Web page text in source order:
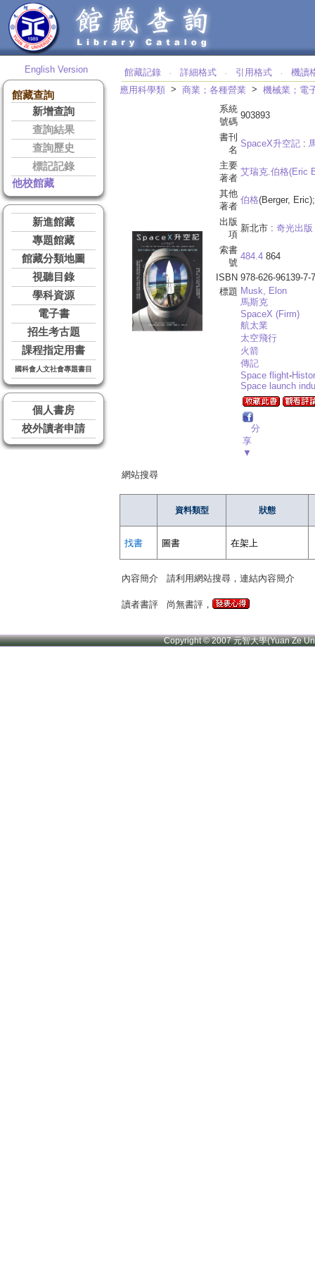
English Version
館藏查詢
新增查詢
查詢結果
查詢歷史
標記記錄
他校館藏
新進館藏
專題館藏
館藏分類地圖
視聽目錄
學科資源
電子書
招生考古題
課程指定用書
國科會人文社會專題書目
個人書房
校外讀者申請
館藏記錄 ‧ 詳細格式 ‧ 引用格式 ‧
機讀
應用科學類 > 商業；各種營業 > 機械業；電
系統
號碼
903893
書刊
名
SpaceX升空記 :
主要
著者
艾瑞克.伯格(Eric
其他
著者
伯格(Berger, Eric);
出版
項
新北市 : 奇光出版
索書
號
484.4 864
ISBN 978-626-96139-7-7
標題 Musk, Elon
馬斯克
SpaceX (Firm)
航太業
太空飛行
火箭
傳記
Space flight-
Space launch
分
享
▼
網站搜尋
資料類型 狀態
找書 圖書 在架上
內容簡介 請利用網站搜尋，連結內容簡介
讀者書評 尚無書評，
Copyright © 2007 元智大學(Yuan Ze